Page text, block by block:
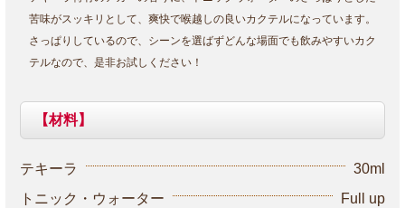
苦味がスッキリとして、爽快で喉越しの良いカクテルになっています。
さっぱりしているので、シーンを選ばずどんな場面でも飲みやすいカク
テルなので、是非お試しください！
【材料】
テキーラ
30ml
トニック・ウォーター
Full up